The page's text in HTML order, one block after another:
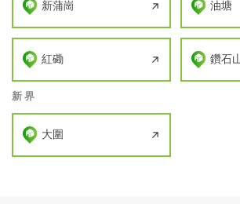
新蒲崗 油塘
紅磡 鑽石
新界
大圍